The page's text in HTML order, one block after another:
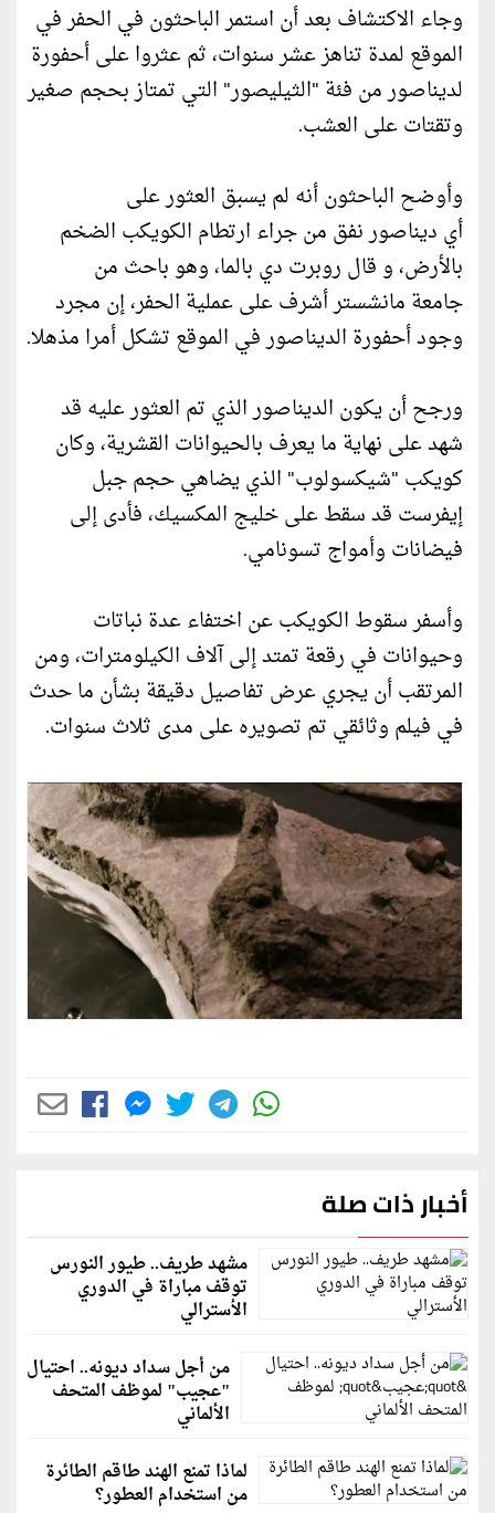
وجاء الاكتشاف بعد أن استمر الباحثون في الحفر في
الموقع لمدة تناهز عشر سنوات، ثم عثروا على أحفورة
لديناصور من فئة "الثيليصور" التي تمتاز بحجم صغير
وتقتات على العشب.
وأوضح الباحثون أنه لم يسبق العثور على
أي ديناصور نفق من جراء ارتطام الكويكب الضخم
بالأرض، و قال روبرت دي بالما، وهو باحث من
جامعة مانشستر أشرف على عملية الحفر، إن مجرد
وجود أحفورة الديناصور في الموقع تشكل أمرا مذهلا.
ورجح أن يكون الديناصور الذي تم العثور عليه قد
شهد على نهاية ما يعرف بالحيوانات القشرية، وكان
كويكب "شيكسولوب" الذي يضاهي حجم جبل
إيفرست قد سقط على خليج المكسيك، فأدى إلى
فيضانات وأمواج تسونامي.
وأسفر سقوط الكويكب عن اختفاء عدة نباتات
وحيوانات في رقعة تمتد إلى آلاف الكيلومترات، ومن
المرتقب أن يجري عرض تفاصيل دقيقة بشأن ما حدث
في فيلم وثائقي تم تصويره على مدى ثلاث سنوات.
أخبار ذات صلة
مشهد طريف.. طيور النورس
توقف مباراة في الدوري
الأسترالي
من أجل سداد ديونه.. احتيال
"عجيب" لموظف المتحف
الألماني
لماذا تمنع الهند طاقم الطائرة
من استخدام العطور؟